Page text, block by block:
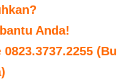
Anda!
(Bu